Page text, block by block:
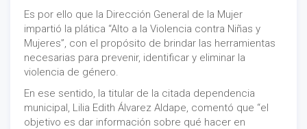
Es por ello que la Dirección General de la Mujer
impartió la plática “Alto a la Violencia contra Niñas y
Mujeres”, con el propósito de brindar las herramientas
necesarias para prevenir, identificar y eliminar la
violencia de género.
En ese sentido, la titular de la citada dependencia
municipal, Lilia Edith Álvarez Aldape, comentó que “el
objetivo es dar información sobre qué hacer en